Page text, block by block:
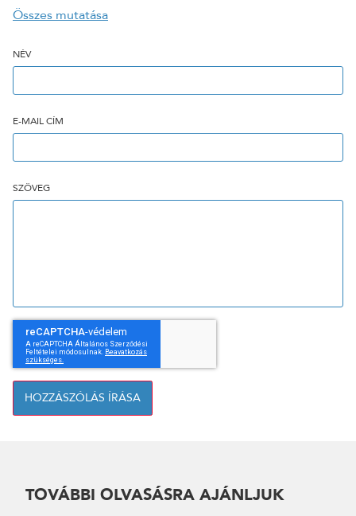
Összes mutatása
NÉV
E-MAIL CÍM
SZÖVEG
HOZZÁSZÓLÁS ÍRÁSA
TOVÁBBI OLVASÁSRA AJÁNLJUK